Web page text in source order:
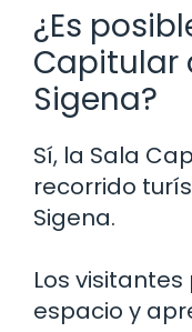
¿Es
Capitular
Sigena?
Sí, la Sala
recorrido
Sigena.
Los
espacio y